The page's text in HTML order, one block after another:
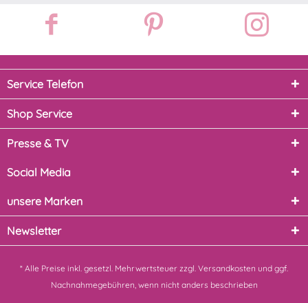
Service Telefon
Shop Service
Presse & TV
Social Media
unsere Marken
Newsletter
* Alle Preise inkl. gesetzl. Mehrwertsteuer zzgl. Versandkosten und ggf.
Nachnahmegebühren, wenn nicht anders beschrieben